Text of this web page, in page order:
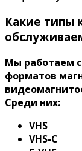
Какие типы
Мы работаем
форматов
Среди них:
VHS
VHS-C